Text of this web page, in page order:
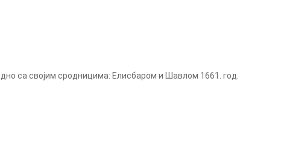
са својим сродницима: Елисбаром и Шавлом 1661. год.